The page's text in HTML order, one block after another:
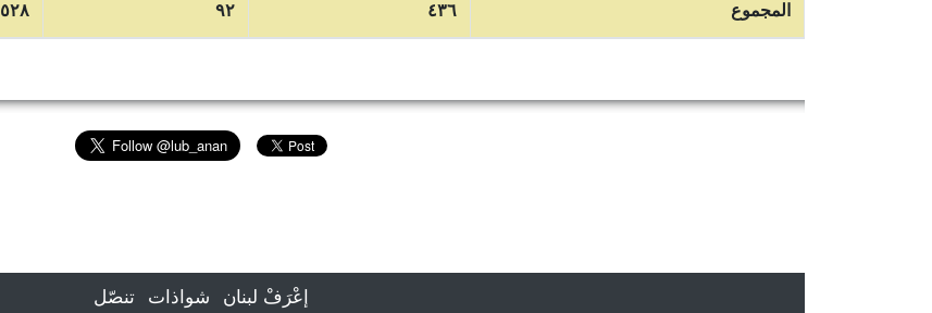
المجموع ٤٣٦ ٩٢ ٥٢٨
إعْرَفْ لبنان شواذات تنصّل